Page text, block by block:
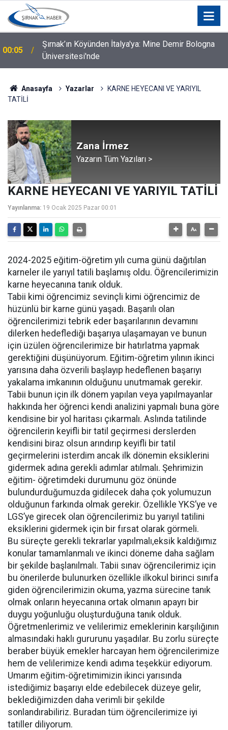
00:04
Silopi İçin Kurumlar ve STK'lar Bir Araya Geldi: Hangi
Talepler Gündeme Geldi?
Anasayfa Yazarlar
KARNE HEYECANI VE YARIYIL
TATİLİ
Zana İrmez
Yazarın Tüm Yazıları >
KARNE HEYECANI VE YARIYIL TATİLİ
Yayınlanma: 19 Ocak 2025 Pazar 00:01
2024-2025 eğitim-öğretim yılı cuma günü dağıtılan
karneler ile yarıyıl tatili başlamış oldu. Öğrencilerimizin
karne heyecanına tanık olduk.
Tabii kimi öğrencimiz sevinçli kimi öğrencimiz de
hüzünlü bir karne günü yaşadı. Başarılı olan
öğrencilerimizi tebrik eder başarılarının devamını
dilerken hedeflediği başarıya ulaşamayan ve bunun
için üzülen öğrencilerimize bir hatırlatma yapmak
gerektiğini düşünüyorum. Eğitim-öğretim yılının ikinci
yarısına daha özverili başlayıp hedeflenen başarıyı
yakalama imkanının olduğunu unutmamak gerekir.
Tabii bunun için ilk dönem yapılan veya yapılmayanlar
hakkında her öğrenci kendi analizini yapmalı buna göre
kendisine bir yol haritası çıkarmalı. Aslında tatilinde
öğrencilerin keyifli bir tatil geçirmesi derslerden
kendisini biraz olsun arındırıp keyifli bir tatil
geçirmelerini isterdim ancak ilk dönemin eksiklerini
gidermek adına gerekli adımlar atılmalı. Şehrimizin
eğitim- öğretimdeki durumunu göz önünde
bulundurduğumuzda gidilecek daha çok yolumuzun
olduğunun farkında olmak gerekir. Özellikle YKS’ye ve
LGS’ye girecek olan öğrencilerimiz bu yarıyıl tatilini
eksiklerini gidermek için bir fırsat olarak görmeli.
Bu süreçte gerekli tekrarlar yapılmalı,eksik kaldığımız
konular tamamlanmalı ve ikinci döneme daha sağlam
bir şekilde başlanılmalı. Tabii sınav öğrencilerimiz için
bu önerilerde bulunurken özellikle ilkokul birinci sınıfa
giden öğrencilerimizin okuma, yazma sürecine tanık
olmak onların heyecanına ortak olmanın apayrı bir
duygu yoğunluğu oluşturduğuna tanık olduk.
Öğretmenlerimiz ve velilerimiz emeklerinin karşılığının
almasındaki haklı gururunu yaşadılar. Bu zorlu süreçte
beraber büyük emekler harcayan hem öğrencilerimize
hem de velilerimize kendi adıma teşekkür ediyorum.
Umarım eğitim-öğretimimizin ikinci yarısında
istediğimiz başarıyı elde edebilecek düzeye gelir,
beklediğimizden daha verimli bir şekilde
sonlandırabiliriz. Buradan tüm öğrencilerimize iyi
tatiller diliyorum.